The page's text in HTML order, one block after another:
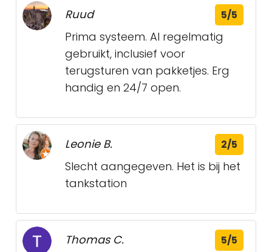
Ruud 5/5
Prima systeem. Al regelmatig
gebruikt, inclusief voor
terugsturen van pakketjes. Erg
handig en 24/7 open.
Leonie B. 2/5
Slecht aangegeven. Het is bij het
tankstation
Thomas C. 5/5